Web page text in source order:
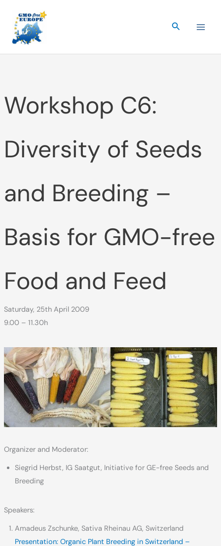
content
Search
Workshop C6:
Diversity of Seeds
and Breeding –
Basis for GMO-free
Food and Feed
Saturday, 25th April 2009
9.00 – 11.30h
Organizer and Moderator:
Siegrid Herbst, IG Saatgut, Initiative for GE-free Seeds and
Breeding
Speakers:
Amadeus Zschunke, Sativa Rheinau AG, Switzerland
Presentation: Organic Plant Breeding in Switzerland –